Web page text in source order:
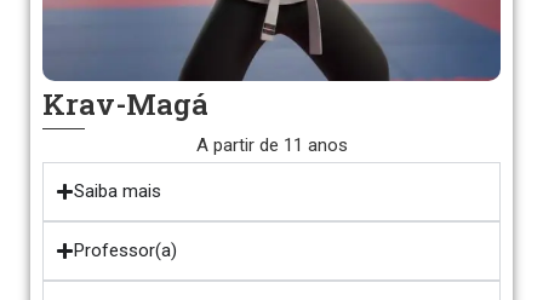
Krav-Magá
A partir de 11 anos
Saiba mais
Professor(a)